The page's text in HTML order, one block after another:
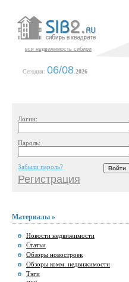
вся недвижимость сибири
Сегодня: 06/08 2026
Логин:
Пароль:
Забыли пароль?
Регистрация
Материалы »
Новости недвижимости
Статьи
Обзоры новостроек
Обзоры комм. недвижимости
Тэги